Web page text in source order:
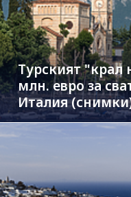
Турският "крал
млн. евро за
Италия